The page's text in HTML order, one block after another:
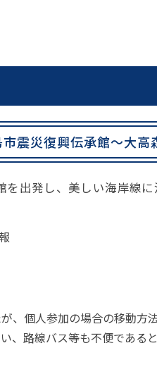
震災復興伝承館～大
出発し、美しい海岸線
、個人参加の場合の移動方
、路線バス等も不便である